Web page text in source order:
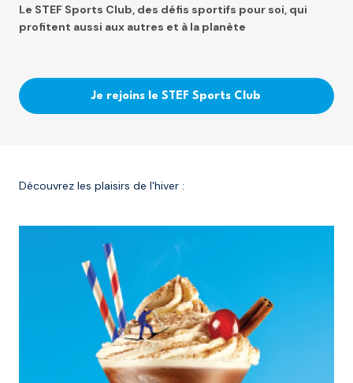
Le STEF Sports Club, des défis sportifs pour soi, qui
profitent aussi aux autres et à la planète
Je rejoins le STEF Sports Club
Découvrez les plaisirs de l'hiver :